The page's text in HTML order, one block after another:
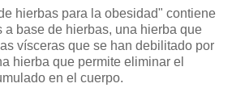
hierbas para la obesidad" contiene
a base de hierbas, una hierba que
vísceras que se han debilitado por
hierba que permite eliminar el
en el cuerpo.